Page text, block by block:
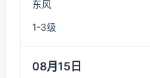
东风
1-3级
08月15日